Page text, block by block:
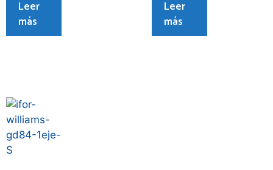
Leer
más
Leer
más